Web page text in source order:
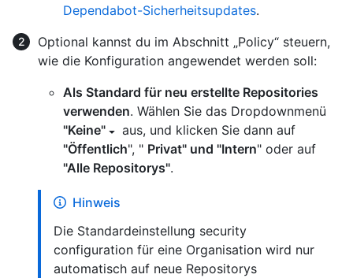
Dependabot-Sicherheitsupdates.
Optional kannst du im Abschnitt „Policy“ steuern,
wie die Konfiguration angewendet werden soll:
Als Standard für neu erstellte Repositories
verwenden. Wählen Sie das Dropdownmenü
"Keine"
aus, und klicken Sie dann auf
"Öffentlich", " Privat" und "Intern" oder auf
"Alle Repositorys".
Hinweis
Die Standardeinstellung security
configuration für eine Organisation wird nur
automatisch auf neue Repositorys